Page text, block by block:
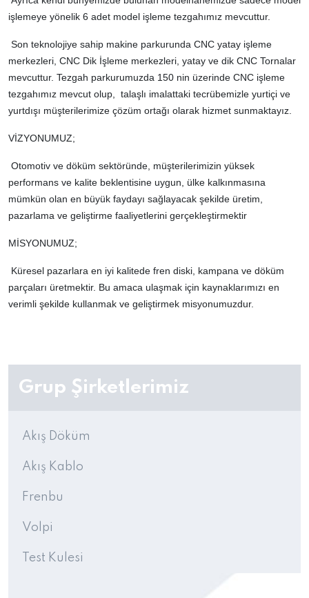
Grup Şirketlerimiz
Akış Döküm
Akış Kablo
Frenbu
Volpi
Test Kulesi
işlemeye yönelik 6 adet model işleme tezgahımız mevcuttur.
Son teknolojiye sahip makine parkurunda CNC yatay işleme
merkezleri, CNC Dik İşleme merkezleri, yatay ve dik CNC Tornalar
mevcuttur. Tezgah parkurumuzda 150 nin üzerinde CNC işleme
tezgahımız mevcut olup, talaşlı imalattaki tecrübemizle yurtiçi ve
yurtdışı müşterilerimize çözüm ortağı olarak hizmet sunmaktayız.
VİZYONUMUZ;
Otomotiv ve döküm sektöründe, müşterilerimizin yüksek
performans ve kalite beklentisine uygun, ülke kalkınmasına
mümkün olan en büyük faydayı sağlayacak şekilde üretim,
pazarlama ve geliştirme faaliyetlerini gerçekleştirmektir
MİSYONUMUZ;
Küresel pazarlara en iyi kalitede fren diski, kampana ve döküm
parçaları üretmektir. Bu amaca ulaşmak için kaynaklarımızı en
verimli şekilde kullanmak ve geliştirmek misyonumuzdur.